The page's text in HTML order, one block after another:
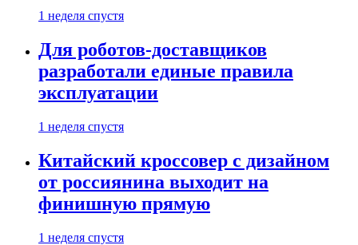
1 неделя спустя
Для роботов-доставщиков
разработали единые правила
эксплуатации
1 неделя спустя
Китайский кроссовер с дизайном
от россиянина выходит на
финишную прямую
1 неделя спустя